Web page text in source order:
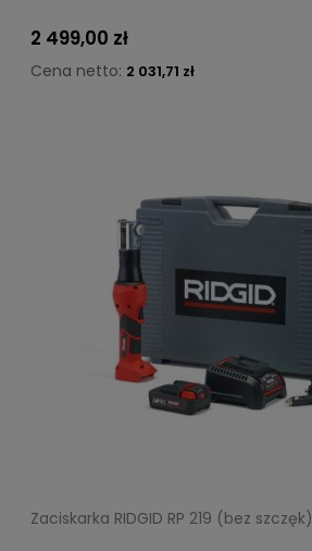
2 499,00 zł
Cena netto: 2 031,71 zł
Zaciskarka RIDGID RP 219 (bez szczęk)